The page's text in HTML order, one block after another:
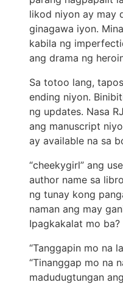
likod niyon ay may
ginagawa iyon.
kabila ng
ang drama ng
Sa totoo lang,
ending niyon.
ng updates. Nasa
ang manuscript
ay available na sa
“cheekygirl” ang
author name sa
ng tunay kong
naman ang may
Ipagkakalat mo ba?
“Tanggapin mo na
“Tinanggap mo na
madudugtungan